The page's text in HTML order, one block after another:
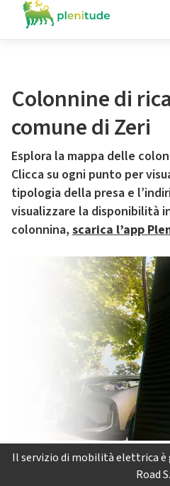
Colonnine di
comune di Zeri
Esplora la mappa delle
Clicca su ogni punto per
tipologia della presa e
visualizzare la disponibilità
colonnina, scarica l’app
Il servizio di mobilità elettrica è
Road